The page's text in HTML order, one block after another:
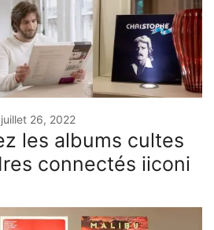
juillet 26, 2022
les albums cultes
connectés iiconi